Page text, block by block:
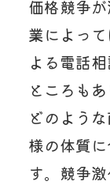
価格競争
業によっ
よる電話
ところも
どのよう
様の体質
す。競争